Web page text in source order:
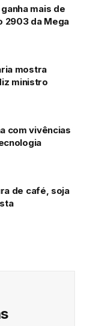
mais de
2903 da Mega
mostra
ministro
com vivências
de café, soja